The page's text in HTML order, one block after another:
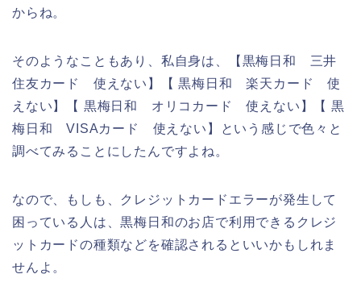
からね。
そのようなこともあり、私自身は、【黒梅日和 三井
住友カード 使えない】【 黒梅日和 楽天カード 使
えない】【 黒梅日和 オリコカード 使えない】【 黒
梅日和 VISAカード 使えない】という感じで色々と
調べてみることにしたんですよね。
なので、もしも、クレジットカードエラーが発生して
困っている人は、黒梅日和のお店で利用できるクレジ
ットカードの種類などを確認されるといいかもしれま
せんよ。